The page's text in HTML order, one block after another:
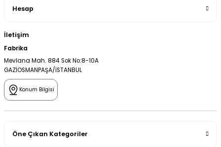
Hesap
İletişim
Fabrika
Mevlana Mah. 884 Sok No:8-10A
GAZİOSMANPAŞA/İSTANBUL
Konum Bilgisi
Öne Çıkan Kategoriler